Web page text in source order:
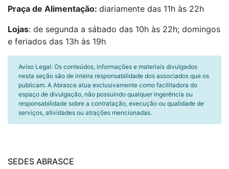
Praça de Alimentação: diariamente das 11h às 22h
Lojas: de segunda a sábado das 10h às 22h; domingos
e feriados das 13h às 19h
Aviso Legal: Os conteúdos, informações e materiais divulgados
nesta seção são de inteira responsabilidade dos associados que os
publicam. A Abrasce atua exclusivamente como facilitadora do
espaço de divulgação, não possuindo qualquer ingerência ou
responsabilidade sobre a contratação, execução ou qualidade de
serviços, atividades ou atrações mencionadas.
SEDES ABRASCE